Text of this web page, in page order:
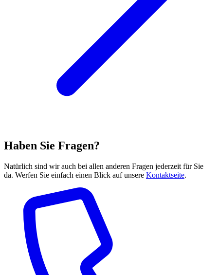
Haben Sie Fragen?
Natürlich sind wir auch bei allen anderen Fragen jederzeit für Sie
da. Werfen Sie einfach einen Blick auf unsere Kontaktseite.